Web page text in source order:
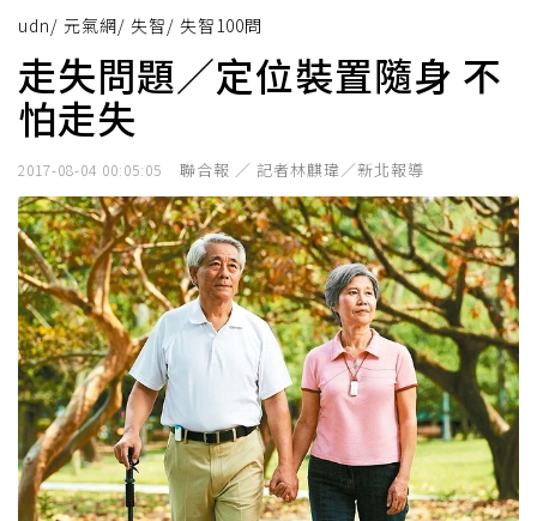
udn/ 元氣網/ 失智/ 失智100問
走失問題／定位裝置隨身 不
怕走失
2017-08-04 00:05:05 聯合報 ／ 記者林麒瑋／新北報導